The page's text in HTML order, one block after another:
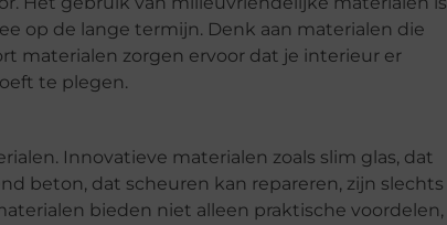
op de lange termijn. Denk aan materialen die
materialen zorgen ervoor dat je interieur er
te plegen.
Innovatieve materialen zoals slim glas, dat
beton, dat scheuren kan repareren, zijn slechts
bieden niet alleen praktische voordelen,